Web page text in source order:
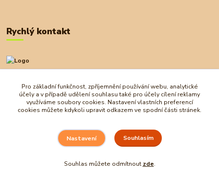
Rychlý kontakt
+420 727 972 830
obchod@ostrovherahlavolamu.cz
Vytvořeno na Eshop-rychle.cz
Pro základní funkčnost, zpříjemnění používání webu, analytické
účely a v případě udělení souhlasu také pro účely cílení reklamy
využíváme soubory cookies. Nastavení vlastních preferencí
cookies můžete kdykoli upravit odkazem ve spodní části stránek.
Nastavení Souhlasím
Souhlas můžete odmítnout zde.